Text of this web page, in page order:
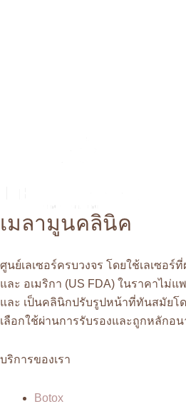
เมลามูนคลินิค
ศูนย์เลเซอร์ครบวงจร โดยใช้เลเซอร์
และ อเมริกา (US FDA) ในราคาไม่
และ เป็นคลินิกปรับรูปหน้าที่ทันสมัยโ
เลือกใช้ผ่านการรับรองและถูกหลักอ
บริการของเรา
Botox